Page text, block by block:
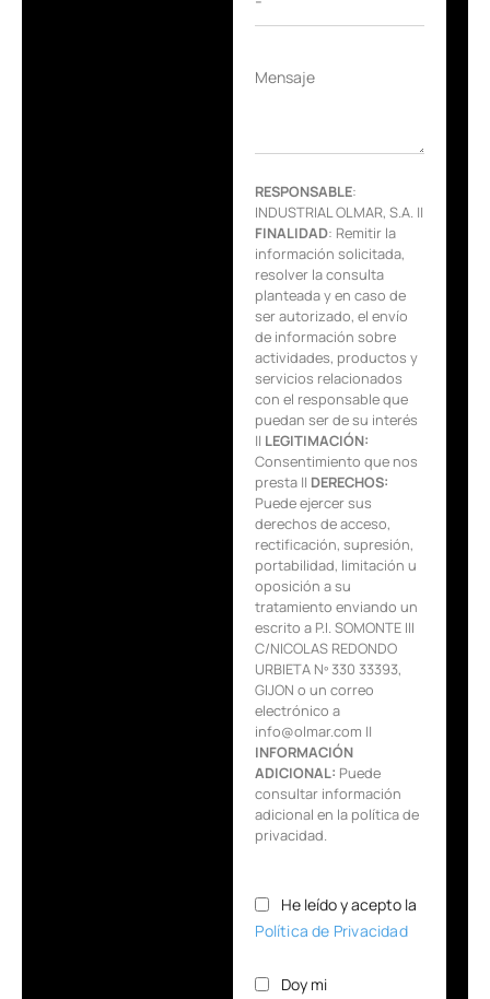
Mensaje
RESPONSABLE:
INDUSTRIAL OLMAR, S.A. ||
FINALIDAD: Remitir la
información solicitada,
resolver la consulta
planteada y en caso de
ser autorizado, el envío
de información sobre
actividades, productos y
servicios relacionados
con el responsable que
puedan ser de su interés
|| LEGITIMACIÓN:
Consentimiento que nos
presta || DERECHOS:
Puede ejercer sus
derechos de acceso,
rectificación, supresión,
portabilidad, limitación u
oposición a su
tratamiento enviando un
escrito a P.I. SOMONTE III
C/NICOLAS REDONDO
URBIETA Nº 330 33393,
GIJON o un correo
electrónico a
info@olmar.com ||
INFORMACIÓN
ADICIONAL: Puede
consultar información
adicional en la política de
privacidad.
He leído y acepto la
Política de Privacidad
Doy mi